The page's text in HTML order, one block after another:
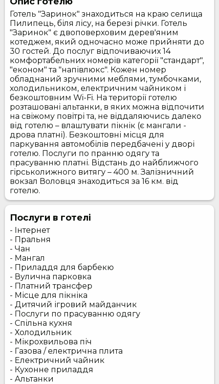
Готель "Заринок" знаходиться на краю селища
Пилипець, біля лісу, на березі річки. Готель
"Заринок" є двоповерховим дерев'яним
котеджем, який одночасно може прийняти до
30 гостей. До послуг відпочиваючих 14
комфортабельних номерів категорії "стандарт",
"економ" та "напівлюкс". Кожен номер
обладнаний зручними меблями, тумбочками,
холодильником, електричним чайником і
безкоштовним Wi-Fi. На території готелю
розташовані альтанки, в яких можна відпочити
на свіжому повітрі та, не віддаляючись далеко
від готелю – влаштувати пікнік (є мангали -
дрова платні). Безкоштовні місця для
паркування автомобілів передбачені у дворі
готелю. Послуги по пранню одягу та
прасуванню платні. Відстань до найближчого
гірськолижного витягу – 400 м. Залізничний
вокзал Воловця знаходиться за 16 км. від
готелю.
Послуги в готелі
- Інтернет
- Пральня
- Чан
- Мангал
- Приладдя для барбекю
- Вулична парковка
- Платний трансфер
- Місце для пікніка
- Дитячий ігровий майданчик
- Послуги по прасуванню одягу
- Спільна кухня
- Холодильник
- Мікрохвильова піч
- Газова / електрична плита
- Електричний чайник
- Кухонне приладдя
- Альтанки